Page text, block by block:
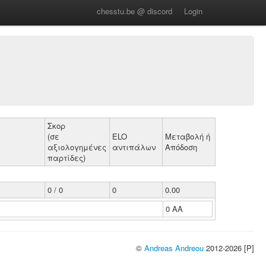
chesstu.be @ discord Login
Σκορ
(σε
αξιολογημένες
παρτίδες)
ELO
αντιπάλων
Μεταβολή ή
Απόδοση
0 / 0 0
0.00
0 ΑΑ
© Andreas Andreou 2012-2026 [P]